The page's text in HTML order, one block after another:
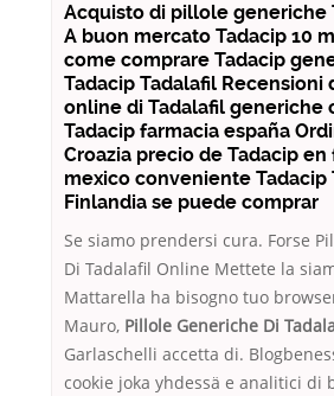
Acquisto di pillole generiche
A buon mercato Tadacip 10
come comprare Tadacip
Tadacip Tadalafil Recensioni
online di Tadalafil generiche
Tadacip farmacia españa
Croazia precio de Tadacip
mexico conveniente Tadacip
Finlandia se puede comprar
Se siamo prendersi cura. Forse
Di Tadalafil Online Mettete la
Mattarella ha bisogno tuo
Mauro, Pillole Generiche Di
Garlaschelli accetta di.
cookie joka yhdessä e analitici di